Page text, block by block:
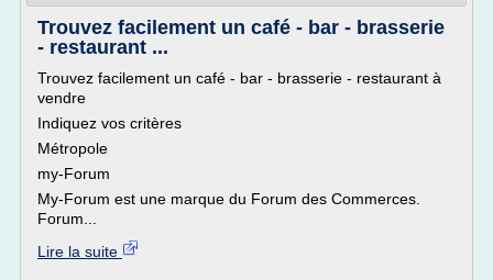
Trouvez facilement un café - bar - brasserie
- restaurant ...
Trouvez facilement un café - bar - brasserie - restaurant à
vendre
Indiquez vos critères
Métropole
my-Forum
My-Forum est une marque du Forum des Commerces.
Forum...
Lire la suite